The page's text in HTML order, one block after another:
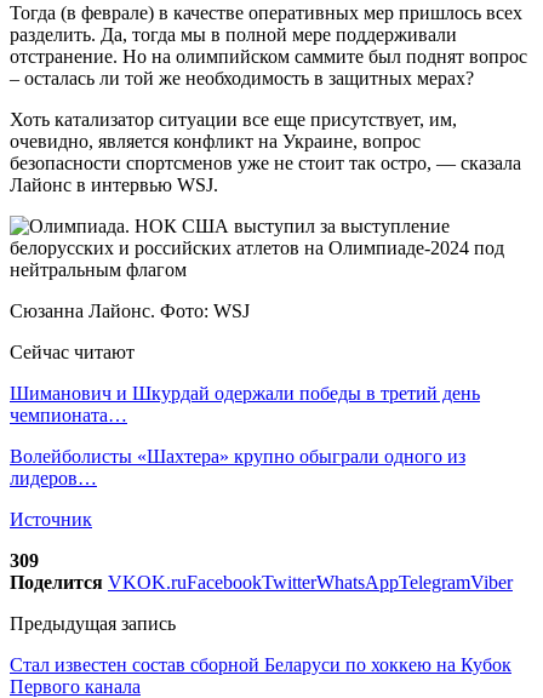
Тогда (в феврале) в качестве оперативных мер пришлось всех
разделить. Да, тогда мы в полной мере поддерживали
отстранение. Но на олимпийском саммите был поднят вопрос
– осталась ли той же необходимость в защитных мерах?
Хоть катализатор ситуации все еще присутствует, им,
очевидно, является конфликт на Украине, вопрос
безопасности спортсменов уже не стоит так остро, — сказала
Лайонс в интервью WSJ.
Сюзанна Лайонс. Фото: WSJ
Сейчас читают
Шиманович и Шкурдай одержали победы в третий день
чемпионата…
Волейболисты «Шахтера» крупно обыграли одного из
лидеров…
Источник
309
Поделится VKOK.ruFacebookTwitterWhatsAppTelegramViber
Предыдущая запись
Стал известен состав сборной Беларуси по хоккею на Кубок
Первого канала